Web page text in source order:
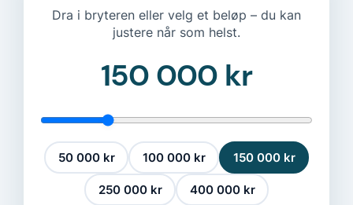
Dra i bryteren eller velg et beløp – du kan
justere når som helst.
150 000 kr
50 000 kr 100 000 kr 150 000 kr
250 000 kr 400 000 kr